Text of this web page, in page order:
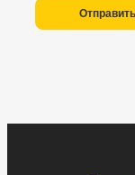
Отправить